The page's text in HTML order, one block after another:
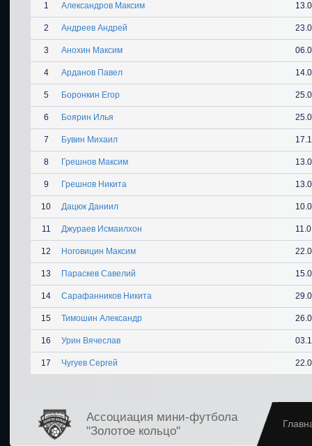
1 Александров Максим
2 Андреев Андрей
3 Анохин Максим
4 Арданов Павел
5 Боронкин Егор
6 Боярин Илья
7 Бувин Михаил
8 Грешнов Максим
9 Грешнов Никита
10 Дацюк Даниил
11 Джураев Исмаилхон
12 Ноговицин Максим
13 Параскев Савелий
14 Сарафанников Никита
15 Тимошин Александр
16 Урин Вячеслав
17 Чугуев Сергей
Ассоциация мини-футбола
"Золотое кольцо"